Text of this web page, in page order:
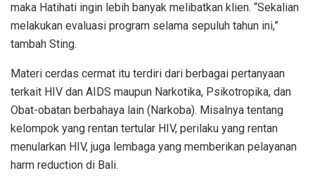
maka Hatihati ingin lebih banyak melibatkan klien. “Sekalian
melakukan evaluasi program selama sepuluh tahun ini,”
tambah Sting.
Materi cerdas cermat itu terdiri dari berbagai pertanyaan
terkait HIV dan AIDS maupun Narkotika, Psikotropika, dan
Obat-obatan berbahaya lain (Narkoba). Misalnya tentang
kelompok yang rentan tertular HIV, perilaku yang rentan
menularkan HIV, juga lembaga yang memberikan pelayanan
harm reduction di Bali.